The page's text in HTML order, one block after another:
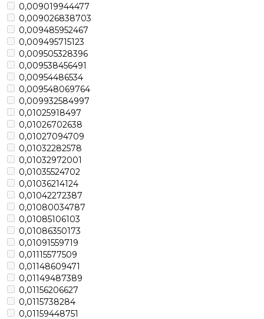
0,009019944477
0,009026838703
0,009485952467
0,009495715123
0,009505328396
0,009538456491
0,00954486534
0,009548069764
0,009932584997
0,01025918497
0,01026702638
0,01027094709
0,01032282578
0,01032972001
0,01035524702
0,01036214124
0,01042272387
0,01080034787
0,01085106103
0,01086350173
0,01091559719
0,01115577509
0,01148609471
0,01149487389
0,01156206627
0,0115738284
0,01159448751